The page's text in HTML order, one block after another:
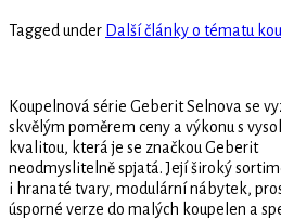
Tagged under Další články o tématu
Koupelnová série Geberit Selnova se
skvělým poměrem ceny a výkonu s
kvalitou, která je se značkou Geberit
neodmyslitelně spjatá. Její široký
i hranaté tvary, modulární nábytek,
úsporné verze do malých koupelen a